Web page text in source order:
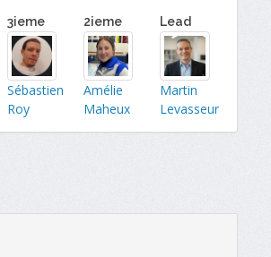
3ieme
Sébastien
Roy
2ieme
Amélie
Maheux
Lead
Martin
Levasseur